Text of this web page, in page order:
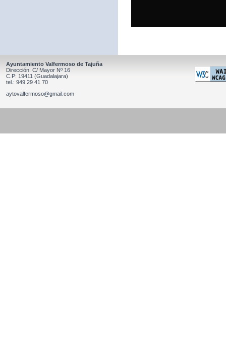
Ayuntamiento Valfermoso de Tajuña
Dirección: C/ Mayor Nº 16
C.P: 19411 (Guadalajara)
tel.: 949 29 41 70
aytovalfermoso@gmail.com